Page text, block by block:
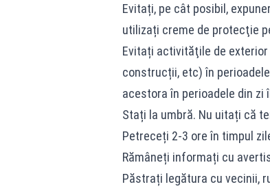
Evitați, pe cât posibil,
utilizați creme de protecţie
Evitați activităţile de
construcții, etc) în
acestora în perioadele din
Stați la umbră. Nu uitați că
Petreceți 2-3 ore în timpul
Rămâneți informați cu
Păstrați legătura cu vecinii,